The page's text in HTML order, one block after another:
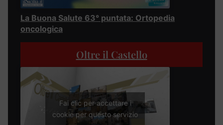
La Buona Salute 63° puntata: Ortopedia
oncologica
Oltre il Castello
Fai clic per accettare i
cookie per questo servizio